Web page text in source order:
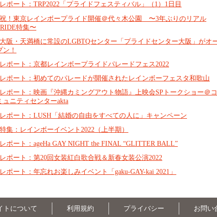
レポート：TRP2022「プライドフェスティバル」（1）1日目
祝！東京レインボープライド開催＠代々木公園 〜3年ぶりのリアル
特集〜
大阪・天満橋に常設のLGBTQセンター「プライドセンター大阪」がオ
ン！
レポート：京都レインボープライドパレードフェス2022
レポート：初めてのパレードが開催されたレインボーフェスタ和歌山
レポート：映画『沖縄カミングアウト物語』上映会SPトークショー＠コ
ュニティセンターakta
レポート：LUSH「結婚の自由をすべての人に」キャンペーン
特集：レインボーイベント2022（上半期）
レポート：ageHa GAY NIGHT the FINAL “GLITTER BALL”
レポート：第20回女装紅白歌合戦＆新春女装公演2022
レポート：年忘れお楽しみイベント「gaku-GAY-kai 2021」
トについて 利用規約 プライバシー お問い